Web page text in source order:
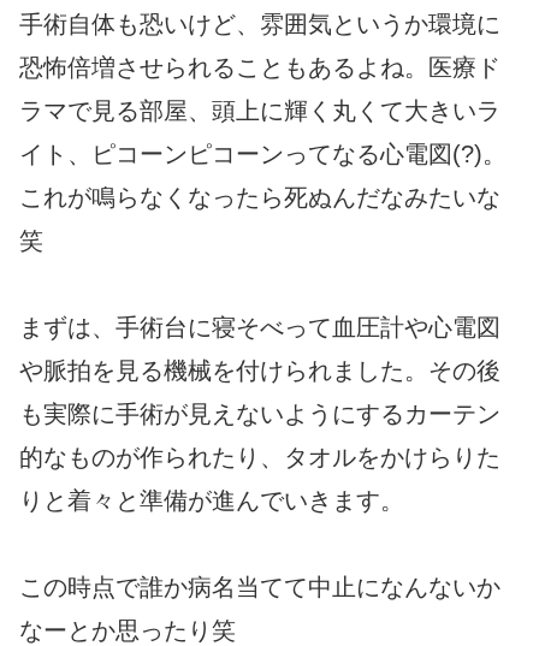
手術自体も恐いけど、雰囲気というか環境に
恐怖倍増させられることもあるよね。医療ド
ラマで見る部屋、頭上に輝く丸くて大きいラ
イト、ピコーンピコーンってなる心電図(?)。
これが鳴らなくなったら死ぬんだなみたいな
笑
まずは、手術台に寝そべって血圧計や心電図
や脈拍を見る機械を付けられました。その後
も実際に手術が見えないようにするカーテン
的なものが作られたり、タオルをかけらりた
りと着々と準備が進んでいきます。
この時点で誰か病名当てて中止になんないか
なーとか思ったり笑